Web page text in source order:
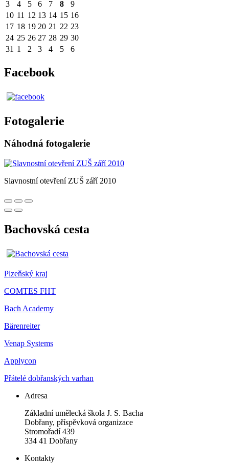
3
4 5 6 7 8
9
10 11 12 13 14 15 16
17 18 19 20 21 22 23
24 25 26 27 28 29 30
31 1 2 3 4 5 6
Facebook
Fotogalerie
Náhodná fotogalerie
Slavnostní otevření ZUŠ září 2010
Bachovská cesta
Plzeňský kraj
COMTES FHT
Bach Academy
Bärenreiter
Venap Systems
Applycon
Přátelé dobřanských varhan
Adresa
Základní umělecká škola J. S. Bacha
Dobřany, příspěvková organizace
Stromořadí 439
334 41 Dobřany
Kontakty